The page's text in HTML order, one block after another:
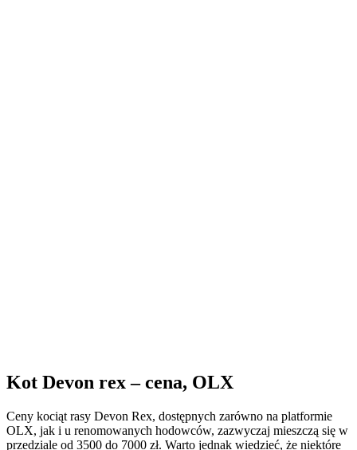
Kot Devon rex – cena, OLX
Ceny kociąt rasy Devon Rex, dostępnych zarówno na platformie
OLX, jak i u renomowanych hodowców, zazwyczaj mieszczą się w
przedziale od 3500 do 7000 zł. Warto jednak wiedzieć, że niektóre